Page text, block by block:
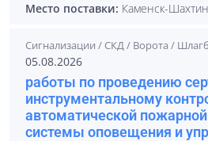
Место поставки: Каменск-
Сигнализации / СКД / Ворота /
05.08.2026
работы по проведению
инструментальному
автоматической
системы оповещения и